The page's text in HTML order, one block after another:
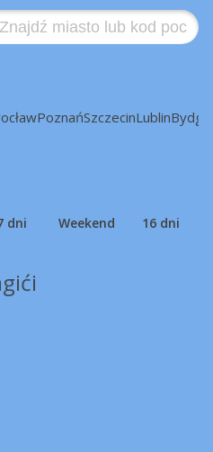
PoznańSzczecinLublin
dni Weekend 16 dni